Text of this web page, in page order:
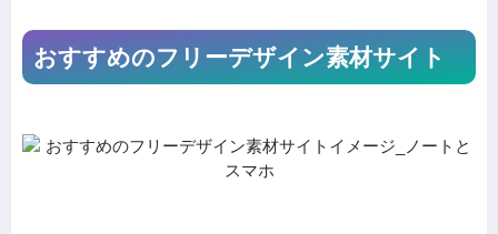
おすすめのフリーデザイン素材サイト